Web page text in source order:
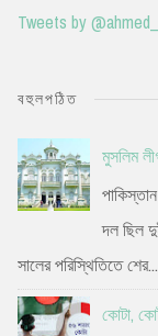
Tweets by
বহুলপঠিত
মুসলিম
দল ছিল
সালের পরিস্থিতিতে শের...
কোটা,